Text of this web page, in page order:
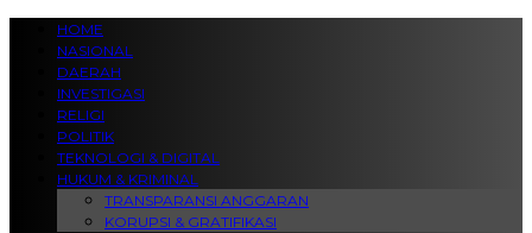
HOME
NASIONAL
DAERAH
INVESTIGASI
RELIGI
POLITIK
TEKNOLOGI & DIGITAL
HUKUM & KRIMINAL
TRANSPARANSI ANGGARAN
KORUPSI & GRATIFIKASI